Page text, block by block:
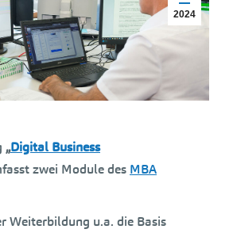
2024
„Digital Business
zwei Module des MBA
Weiterbildung u.a. die Basis